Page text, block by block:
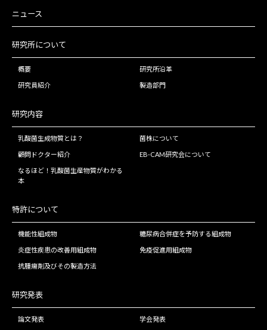
ニュース
研究所について
概要 研究所沿革
研究員紹介 製造部門
研究内容
乳酸菌生成物質とは？ 菌株について
顧問ドクター紹介 EB-CAM研究会について
なるほど！乳酸菌生産物質がわかる
本
特許について
機能性組成物 糖尿病合併症を予防する組成物
炎症性疾患の改善用組成物 免疫促進用組成物
抗腫瘍剤及びその製造方法
研究発表
論文発表 学会発表